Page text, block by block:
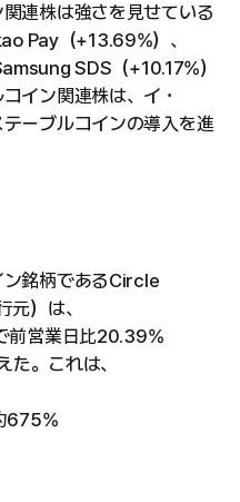
連株は強さを見せている
Pay（+13.69%）、
SDS（+10.17%）
イン関連株は、イ・
ーブルコインの導入を進
ン銘柄であるCircle
）は、
前営業日比20.39%
。これは、
675%